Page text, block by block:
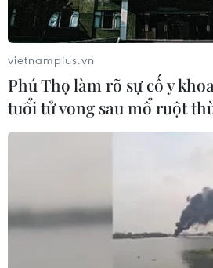
cách đây hơn 1 triệu năm
22/02/2021 04:30
Các nhà khoa học mới đây đã
được ADN từ răng của những con
khu vực Đông Bắc Siberia của
vietnamplus.vn
Phú Thọ làm rõ sự cố y
tuổi tử vong sau mổ ruột